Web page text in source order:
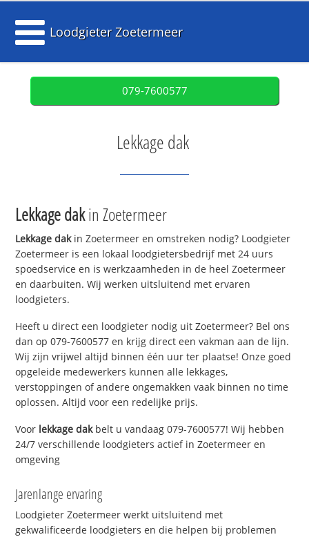
Loodgieter Zoetermeer
079-7600577
Lekkage dak
Lekkage dakin Zoetermeer
Lekkage dakin Zoetermeer en omstreken nodig? Loodgieter
Zoetermeer is een lokaal loodgietersbedrijf met 24 uurs
spoedservice en is werkzaamheden in de heel Zoetermeer
en daarbuiten. Wij werken uitsluitend met ervaren
loodgieters.
Heeft u direct een loodgieter nodig uit Zoetermeer? Bel ons
dan op 079-7600577 en krijg direct een vakman aan de lijn.
Wij zijn vrijwel altijd binnen één uur ter plaatse! Onze goed
opgeleide medewerkers kunnen alle lekkages,
verstoppingen of andere ongemakken vaak binnen no time
oplossen. Altijd voor een redelijke prijs.
Voor lekkage dakbelt u vandaag 079-7600577! Wij hebben
24/7 verschillende loodgieters actief in Zoetermeer en
omgeving
Jarenlange ervaring
Loodgieter Zoetermeer werkt uitsluitend met
gekwalificeerde loodgieters en die helpen bij problemen